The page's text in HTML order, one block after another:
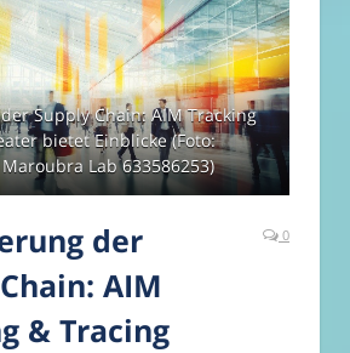
Supply Chain: AIM Tracking
bietet Einblicke (Foto:
Lab 633586253)
der
AIM
& Tracing
0